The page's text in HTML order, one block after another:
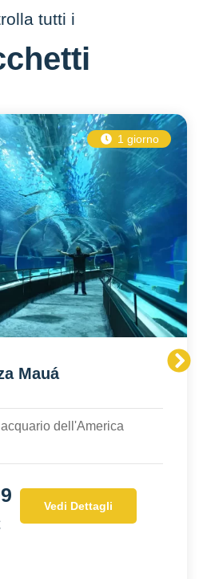
tutti i
1 giorno
Mauá
dell'America
Vedi Dettagli